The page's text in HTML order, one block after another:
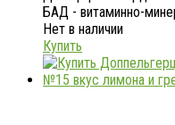
БАД - витаминно-
Нет в наличии
Купить